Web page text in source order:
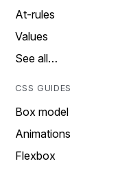
At-rules
Values
See all…
CSS GUIDES
Box model
Animations
Flexbox